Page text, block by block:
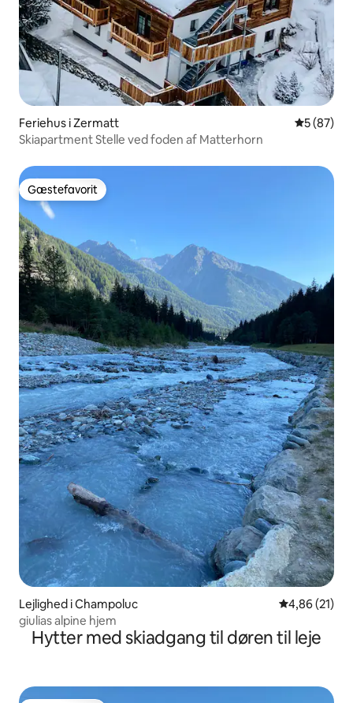
Feriehus i Zermatt 5 ud af 5 i
5 (87)
Skiapartment Stelle ved foden af Matterhorn
Gæstefavorit
Gæstefavorit
Lejlighed i Champoluc 4,86 ud af 5
4,86 (21)
giulias alpine hjem
Hytter med skiadgang til døren til leje